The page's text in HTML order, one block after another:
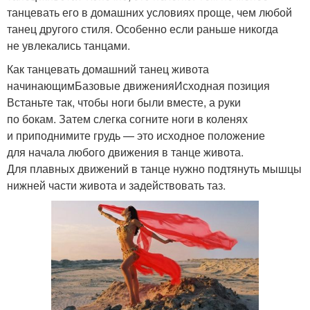
танцевать его в домашних условиях проще, чем любой
танец другого стиля. Особенно если раньше никогда
не увлекались танцами.
Как танцевать домашний танец живота
начинающимБазовые движенияИсходная позиция
Встаньте так, чтобы ноги были вместе, а руки
по бокам. Затем слегка согните ноги в коленях
и приподнимите грудь — это исходное положение
для начала любого движения в танце живота.
Для плавных движений в танце нужно подтянуть мышцы
нижней части живота и задействовать таз.